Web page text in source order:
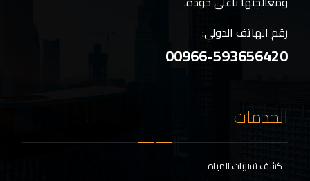
رقم الهاتف الدولي:
00966-593656420
الخدمات
كشف تسربات المياه